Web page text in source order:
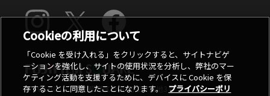
〒107-0052 東京都港区赤坂9丁目7番地3号
Cookieの利用について
「Cookie を受け入れる」をクリックすると、サイトナビゲ
ーションを強化し、サイトの使用状況を分析し、弊社のマー
ケティング活動を支援するために、デバイスに Cookie を保
存することに同意したことになります。
プライバシーポリ